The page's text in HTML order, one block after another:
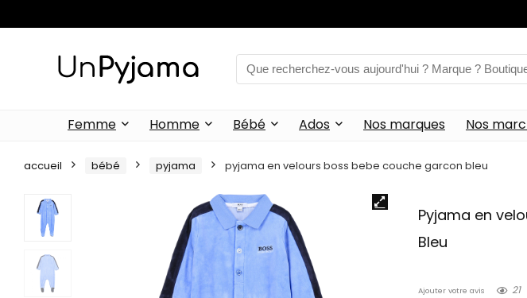
Femme Homme Bébé Ados Nos marques Nos
accueil bébé pyjama pyjama en velours boss bebe couche garcon bleu
Pyjama en
Bleu
Ajouter votre avis 21